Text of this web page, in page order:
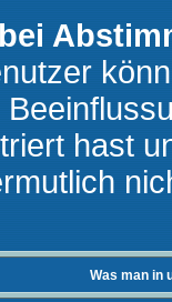
hast
Was man in